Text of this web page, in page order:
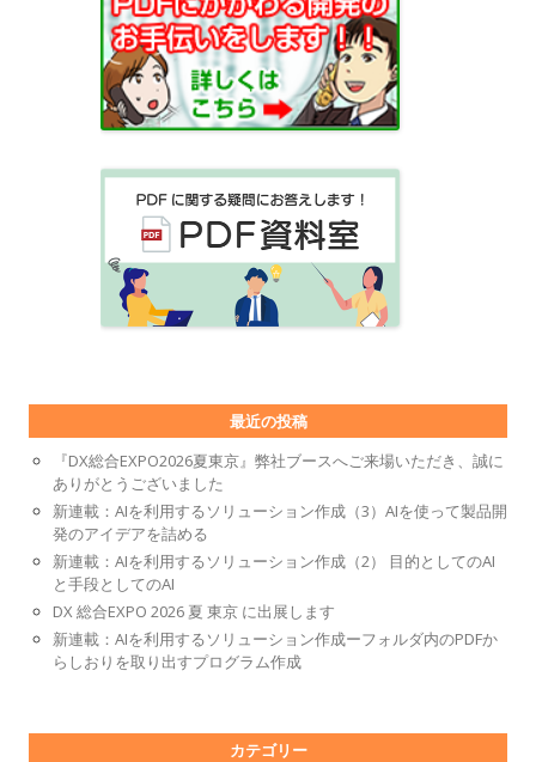
最近の投稿
『DX総合EXPO2026夏東京』弊社ブースへご来場いただき、誠に
ありがとうございました
新連載：AIを利用するソリューション作成（3）AIを使って製品開
発のアイデアを詰める
新連載：AIを利用するソリューション作成（2） 目的としてのAI
と手段としてのAI
DX 総合EXPO 2026 夏 東京 に出展します
新連載：AIを利用するソリューション作成ーフォルダ内のPDFか
らしおりを取り出すプログラム作成
カテゴリー